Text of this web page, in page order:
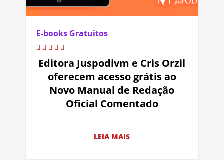
E-books Gratuitos
Editora Juspodivm e Cris Orzil
oferecem acesso grátis ao
Novo Manual de Redação
Oficial Comentado
LEIA MAIS